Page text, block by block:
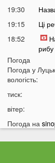
19:30
19:15
Ці
18:52
рибу
18:28
на
17:53
На
Погода
Погода у
вологість:
тиск:
вітер:
Погода на